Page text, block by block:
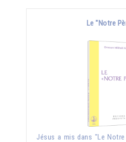
Le "Notre
Jésus a mis dans "Le